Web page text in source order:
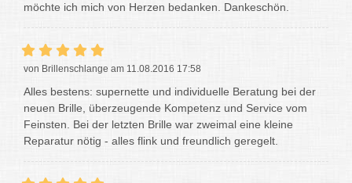
möchte ich mich von Herzen bedanken. Dankeschön.
von Brillenschlange am 11.08.2016 17:58
Alles bestens: supernette und individuelle Beratung bei der
neuen Brille, überzeugende Kompetenz und Service vom
Feinsten. Bei der letzten Brille war zweimal eine kleine
Reparatur nötig - alles flink und freundlich geregelt.